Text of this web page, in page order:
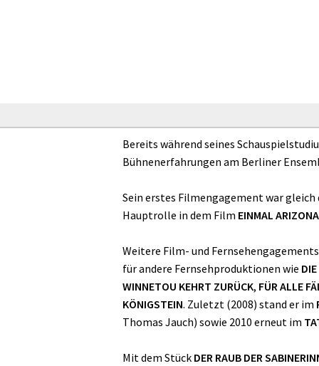
Bereits während seines
Bühnenerfahrungen am Berliner
Sein erstes Filmengagement war
Hauptrolle in dem Film EINMAL ARIZONA
Weitere Film- und
für andere Fernsehproduktionen wie
WINNETOU KEHRT ZURÜCK, FÜR ALLE
KÖNIGSTEIN. Zuletzt (2008) stand er im
Thomas Jauch) sowie 2010 erneut im
Mit dem Stück DER RAUB DER